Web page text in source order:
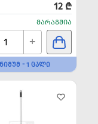
12 ₾
ᲛᲐᲠᲐᲒᲨᲘᲐ
+
- 1 ᲪᲐᲚᲘ